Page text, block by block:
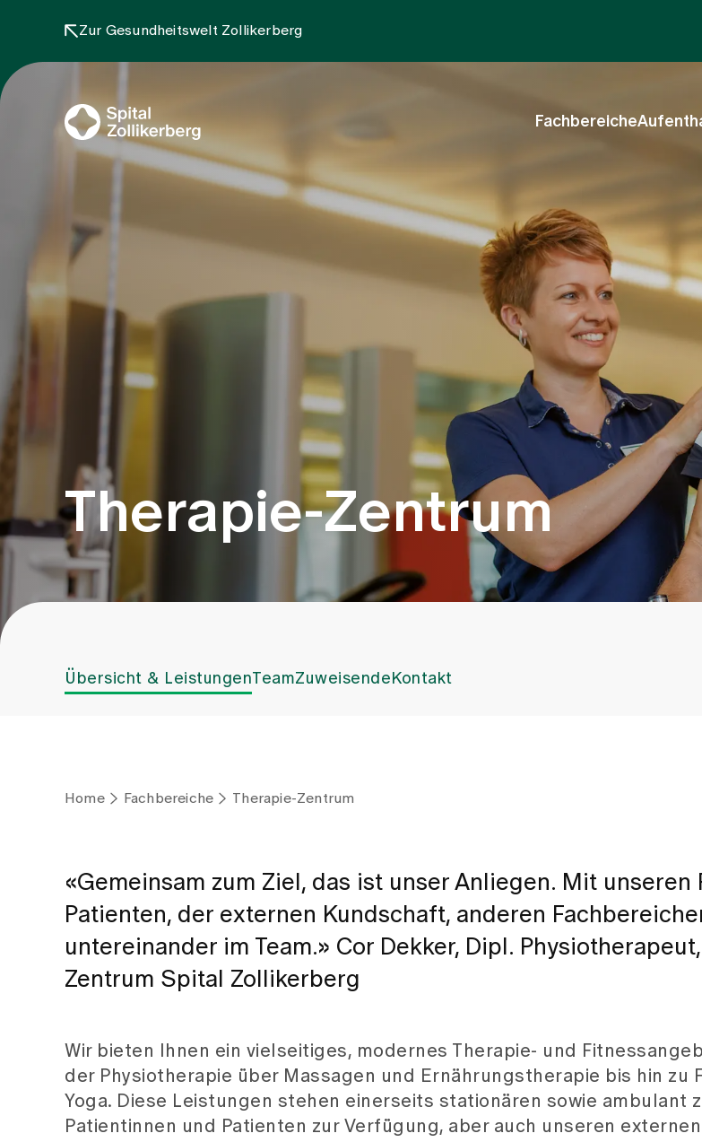
Zur Gesundheitswelt Zollikerberg
Fachbereiche
Therapie-Zentrum
Übersicht & LeistungenTeamZuweisende Kontakt
Home Fachbereiche Therapie-Zentrum
«Gemeinsam zum Ziel, das ist unser Anliegen. Mit unseren
Patienten, der externen Kundschaft, anderen
untereinander im Team.» Cor Dekker, Dipl.
Zentrum Spital Zollikerberg
Wir bieten Ihnen ein vielseitiges, modernes Therapie- und
der Physiotherapie über Massagen und Ernährungstherapie bis hin zu
Yoga. Diese Leistungen stehen einerseits stationären sowie ambulant
Patientinnen und Patienten zur Verfügung, aber auch unseren